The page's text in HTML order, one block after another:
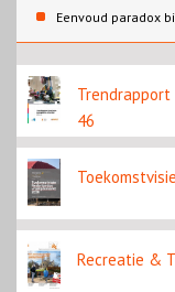
Eenvoud paradox
eenvoud of toch
46
Recreatie &